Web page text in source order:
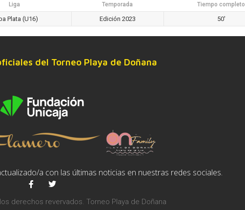
Liga Temporada Tiempo completo
Plata (U16) Edición 2023 50'
del Torneo Playa de Doñana
a con las últimas noticias en nuestras redes sociales.
derechos revervados. Torneo Playa de Doñana